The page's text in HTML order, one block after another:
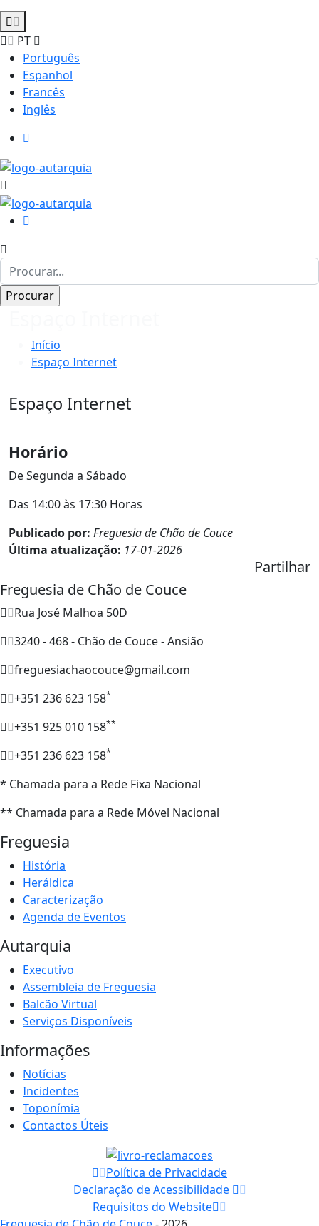
PT
Português
Espanhol
Francês
Inglês
Início
Espaço Internet
Espaço Internet
Horário
De Segunda a Sábado
Das 14:00 às 17:30 Horas
Publicado por: Freguesia de Chão de Couce
Última atualização: 17-01-2026
Partilhar
Freguesia de Chão de Couce
Rua José Malhoa 50D
3240 - 468 - Chão de Couce - Ansião
freguesiachaocouce@gmail.com
+351 236 623 158*
+351 925 010 158**
+351 236 623 158*
* Chamada para a Rede Fixa Nacional
** Chamada para a Rede Móvel Nacional
Freguesia
História
Heráldica
Caracterização
Agenda de Eventos
Autarquia
Executivo
Assembleia de Freguesia
Balcão Virtual
Serviços Disponíveis
Informações
Notícias
Incidentes
Toponímia
Contactos Úteis
Política de Privacidade
Declaração de Acessibilidade
Requisitos do Website